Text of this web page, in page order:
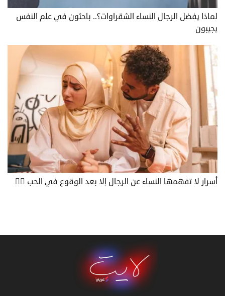
لماذا يفضل الرجال النساء الشقراوات؟.. باحثون في علم النفس
يجيبون
أسرار لا تفهمها النساء عن الرجال إلا بعد الوقوع في الحب 🤷‍♂️